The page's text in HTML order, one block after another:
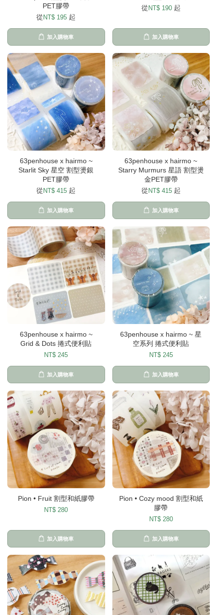
PET膠帶
從 NT$ 195 起
加入購物車
從 NT$ 190 起
加入購物車
63penhouse x hairmo ~
Starlit Sky 星空 割型燙銀
PET膠帶
從 NT$ 415 起
加入購物車
63penhouse x hairmo ~
Starry Murmurs 星語 割型燙
金PET膠帶
從 NT$ 415 起
加入購物車
63penhouse x hairmo ~
Grid & Dots 捲式便利貼
NT$ 245
加入購物車
63penhouse x hairmo ~ 星
空系列 捲式便利貼
NT$ 245
加入購物車
Pion • Fruit 割型和紙膠帶
NT$ 280
加入購物車
Pion • Cozy mood 割型和紙
膠帶
NT$ 280
加入購物車